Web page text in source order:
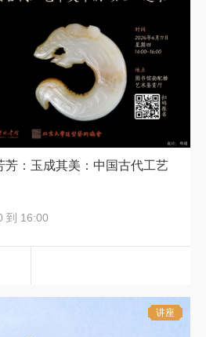
芳：玉成其美：中国古代工艺
到 16:00
讲座